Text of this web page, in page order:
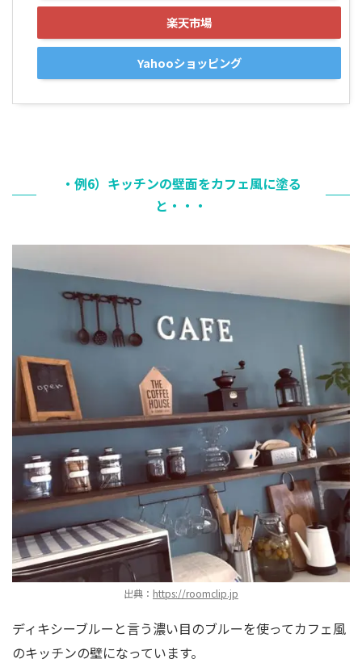
楽天市場
Yahooショッピング
・例6）キッチンの壁面をカフェ風に塗る
と・・・
出典： https://roomclip.jp
ディキシーブルーと言う濃い目のブルーを使ってカフェ風
のキッチンの壁になっています。